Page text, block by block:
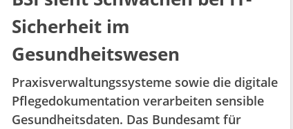
Sicherheit im
Gesundheitswesen
Praxisverwaltungssysteme sowie die digitale
Pflegedokumentation verarbeiten sensible
Gesundheitsdaten. Das Bundesamt für